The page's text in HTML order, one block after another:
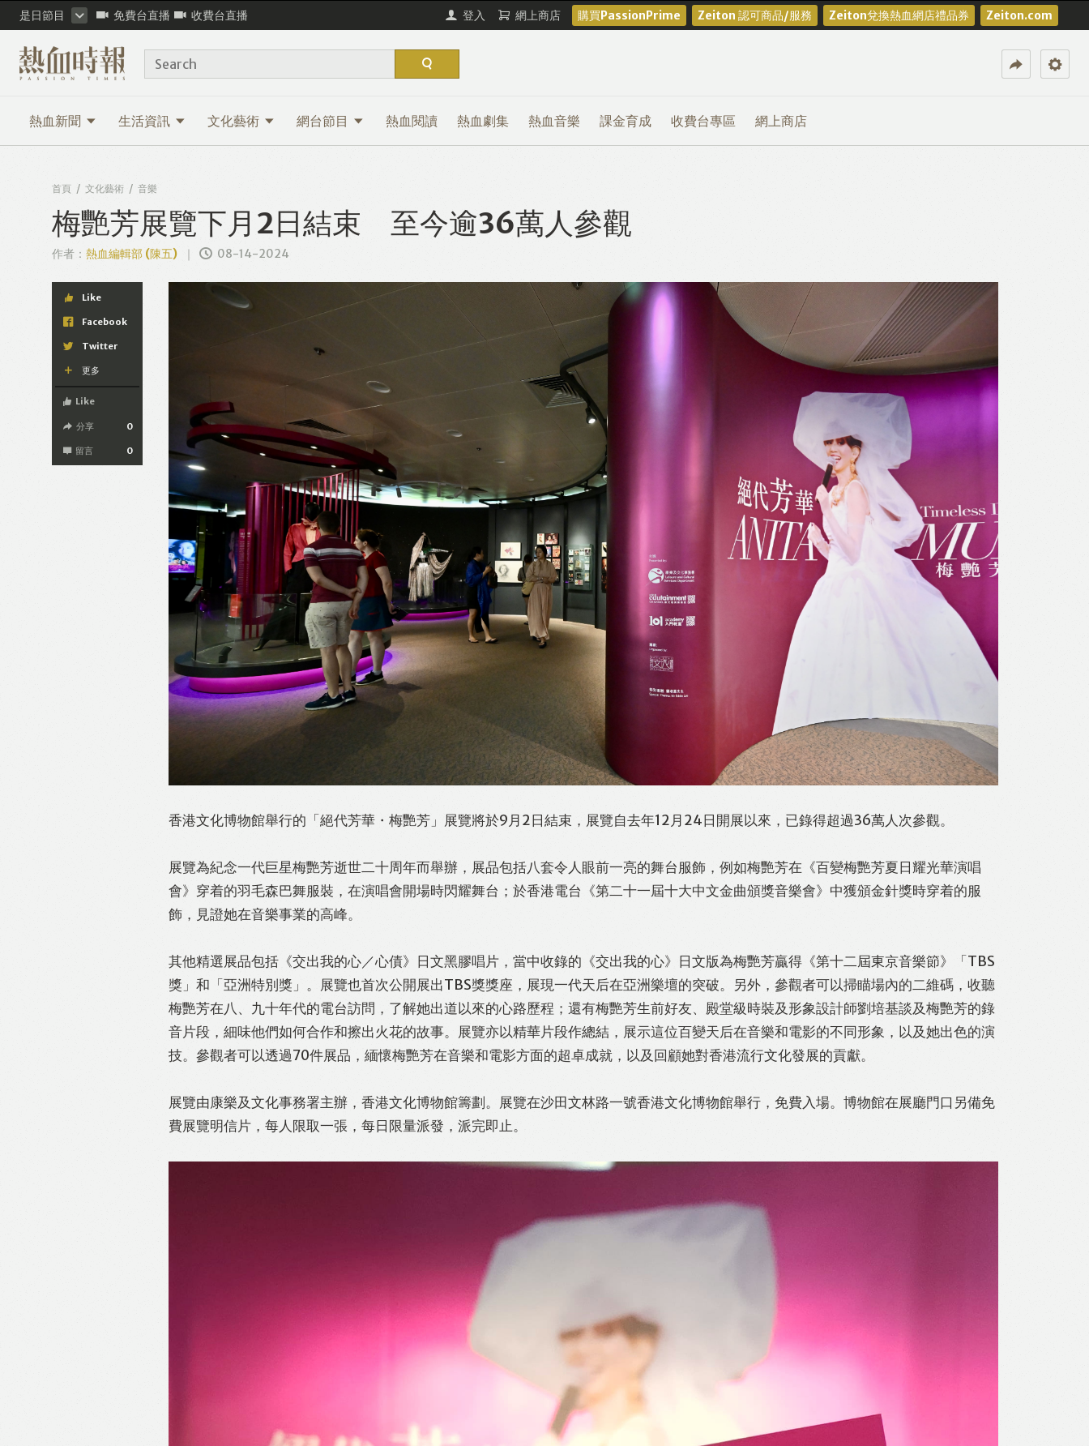
Line WhatsApp
是日節目 免費台直播 收費台直播 登入 網上商店 購買PassionPrime Zeiton 認可商品/服務 Zeiton兌換熱血網店禮品券 Zeiton.com
熱血新聞 生活資訊 文化藝術 網台節目 熱血閱讀 熱血劇集 熱血音樂 課金育成 收費台專區 網上商店
Search
首頁 文化藝術 音樂
梅艷芳展覽下月2日結束 至今逾36萬人參觀
作者： 熱血編輯部 (陳五) 08-14-2024
Like
Facebook
Twitter
更多
Like
分享 0
留言 0
香港文化博物館舉行的「絕代芳華・梅艷芳」展覽將於9月2日結束，展覽自去年12月24日開展以來，已錄得超過36萬人次參觀。
展覽為紀念一代巨星梅艷芳逝世二十周年而舉辦，展品包括八套令人眼前一亮的舞台服飾，例如梅艷芳在《百變梅艷芳夏日耀光華演唱
會》穿着的羽毛森巴舞服裝，在演唱會開場時閃耀舞台；於香港電台《第二十一屆十大中文金曲頒獎音樂會》中獲頒金針獎時穿着的服
飾，見證她在音樂事業的高峰。
其他精選展品包括《交出我的心／心債》日文黑膠唱片，當中收錄的《交出我的心》日文版為梅艷芳贏得《第十二屆東京音樂節》「TBS
獎」和「亞洲特別獎」。展覽也首次公開展出TBS獎獎座，展現一代天后在亞洲樂壇的突破。另外，參觀者可以掃瞄場內的二維碼，收聽
梅艷芳在八、九十年代的電台訪問，了解她出道以來的心路歷程；還有梅艷芳生前好友、殿堂級時裝及形象設計師劉培基談及梅艷芳的錄
音片段，細味他們如何合作和擦出火花的故事。展覽亦以精華片段作總結，展示這位百變天后在音樂和電影的不同形象，以及她出色的演
技。參觀者可以透過70件展品，緬懷梅艷芳在音樂和電影方面的超卓成就，以及回顧她對香港流行文化發展的貢獻。
展覽由康樂及文化事務署主辦，香港文化博物館籌劃。展覽在沙田文林路一號香港文化博物館舉行，免費入場。博物館在展廳門口另備免
費展覽明信片，每人限取一張，每日限量派發，派完即止。